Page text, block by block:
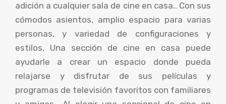
adición a cualquier sala de cine en casa.. Con sus
cómodos asientos, amplio espacio para varias
personas, y variedad de configuraciones y
estilos, Una sección de cine en casa puede
ayudarle a crear un espacio donde pueda
relajarse y disfrutar de sus películas y
programas de televisión favoritos con familiares